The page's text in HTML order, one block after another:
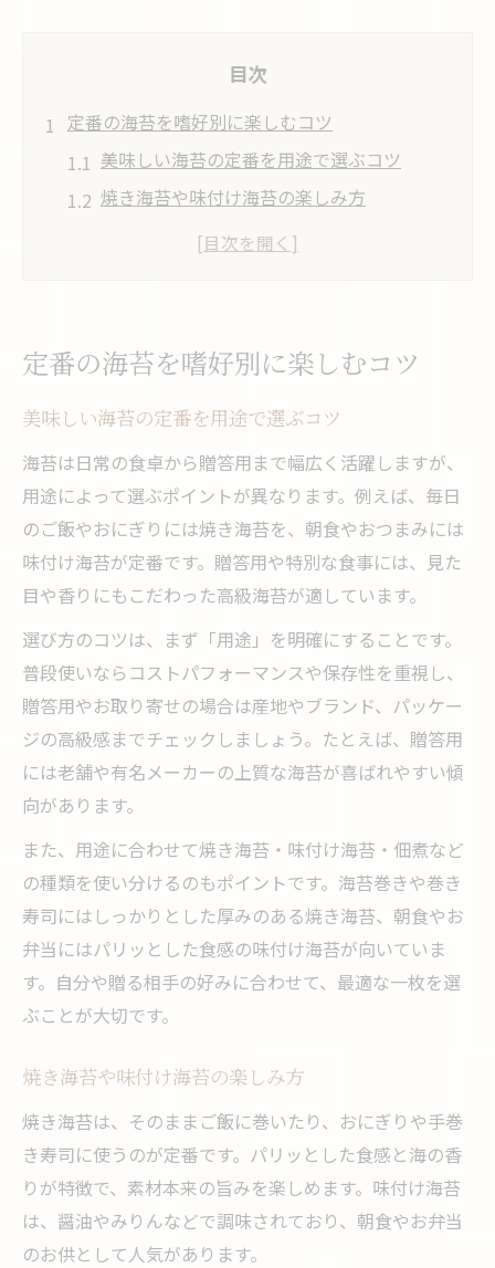
目次
定番の海苔を嗜好別に楽しむコツ
美味しい海苔の定番を用途で選ぶコツ
焼き海苔や味付け海苔の楽しみ方
本当に美味しい海苔を見極める基準とは
老舗伝統が光る海苔の魅力に迫る
海苔の老舗が守る伝統製法の秘密
有名メーカーと海苔御三家の特徴比較
老舗ランキング上位の美味しい海苔とは
歴史が息づく定番海苔の魅力を探る
受け継がれる老舗の海苔づくりのこだわり
美味しい海苔選びの秘訣を徹底解説
美味しい海苔の見分け方と選び方の極意
食感と香りで選ぶ海苔の定番ポイント
海苔ランキングで注目すべき比較ポイント
定番から高級まで海苔の選び方ガイド
本当に美味しい海苔を見抜くための基準
高級海苔と手頃な一枚の違いを知る
高級海苔と手頃な海苔の違いを徹底比較
値段で変わる海苔の美味しさと特徴解説
高級海苔ランキングに見る品質の差
定番海苔と高級品の選び方ポイント
味付け海苔と焼き海苔の価格差の秘密
贈答用に最適な海苔、その選び方
人気の贈答用海苔ランキングをチェック
海苔の定番ギフトで失敗しない選択術
用途別に選ぶおすすめ贈答用海苔のポイン
ト
定番の海苔を嗜好別に楽しむコツ
美味しい海苔の定番を用途で選ぶコツ
海苔は日常の食卓から贈答用まで幅広く活躍しますが、
用途によって選ぶポイントが異なります。例えば、毎日
のご飯やおにぎりには焼き海苔を、朝食やおつまみには
味付け海苔が定番です。贈答用や特別な食事には、見た
目や香りにもこだわった高級海苔が適しています。
選び方のコツは、まず「用途」を明確にすることです。
普段使いならコストパフォーマンスや保存性を重視し、
贈答用やお取り寄せの場合は産地やブランド、パッケー
ジの高級感までチェックしましょう。たとえば、贈答用
には老舗や有名メーカーの上質な海苔が喜ばれやすい傾
向があります。
また、用途に合わせて焼き海苔・味付け海苔・佃煮など
の種類を使い分けるのもポイントです。海苔巻きや巻き
寿司にはしっかりとした厚みのある焼き海苔、朝食やお
弁当にはパリッとした食感の味付け海苔が向いていま
す。自分や贈る相手の好みに合わせて、最適な一枚を選
ぶことが大切です。
焼き海苔や味付け海苔の楽しみ方
焼き海苔は、そのままご飯に巻いたり、おにぎりや手巻
き寿司に使うのが定番です。パリッとした食感と海の香
りが特徴で、素材本来の旨みを楽しめます。味付け海苔
は、醤油やみりんなどで調味されており、朝食やお弁当
のお供として人気があります。